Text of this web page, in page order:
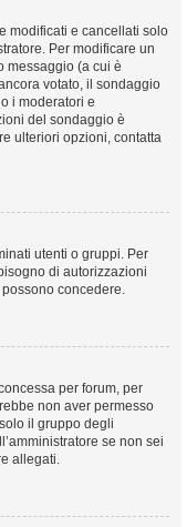
modificati e cancellati solo
Per modificare un
messaggio (a cui è
votato, il sondaggio
i moderatori e
del sondaggio è
ulteriori opzioni, contatta
utenti o gruppi. Per
di autorizzazioni
concedere.
per forum, per
non aver permesso
il gruppo degli
se non sei
allegati.